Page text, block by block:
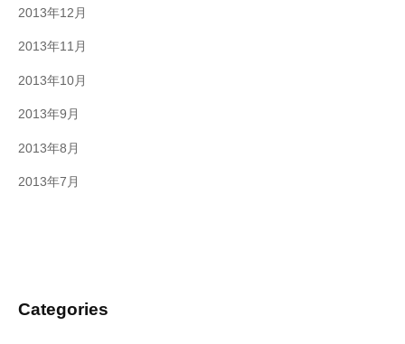
2013年12月
2013年11月
2013年10月
2013年9月
2013年8月
2013年7月
Categories